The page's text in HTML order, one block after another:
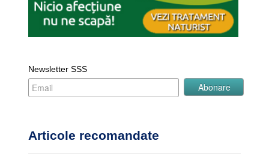
Newsletter SSS
Articole recomandate